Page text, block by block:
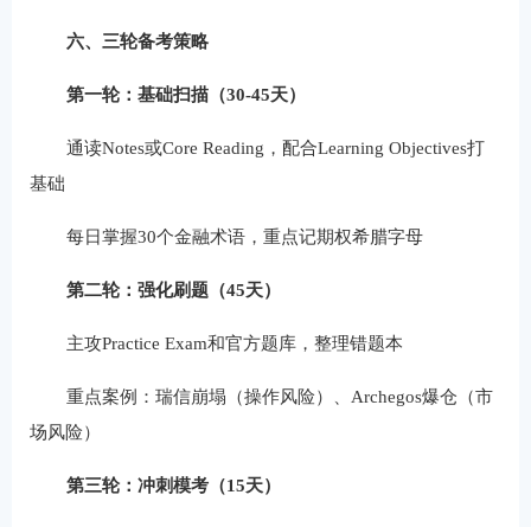
六、三轮备考策略
第一轮：基础扫描（30-45天）
通读Notes或Core Reading，配合Learning Objectives打
基础
每日掌握30个金融术语，重点记期权希腊字母
第二轮：强化刷题（45天）
主攻Practice Exam和官方题库，整理错题本
重点案例：瑞信崩塌（操作风险）、Archegos爆仓（市
场风险）
第三轮：冲刺模考（15天）